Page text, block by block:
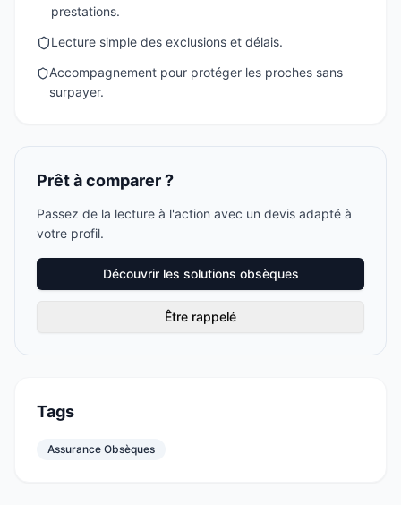
prestations.
Lecture simple des exclusions et délais.
Accompagnement pour protéger les proches sans
surpayer.
Prêt à comparer ?
Passez de la lecture à l'action avec un devis adapté à
votre profil.
Découvrir les solutions obsèques
Être rappelé
Tags
Assurance Obsèques